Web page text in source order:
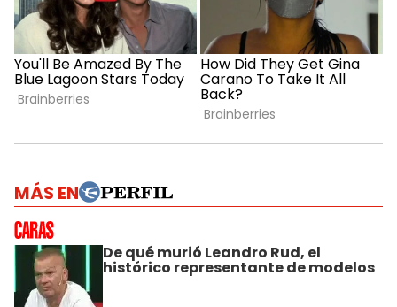
MÁS EN
De qué murió Leandro Rud, el
histórico representante de modelos